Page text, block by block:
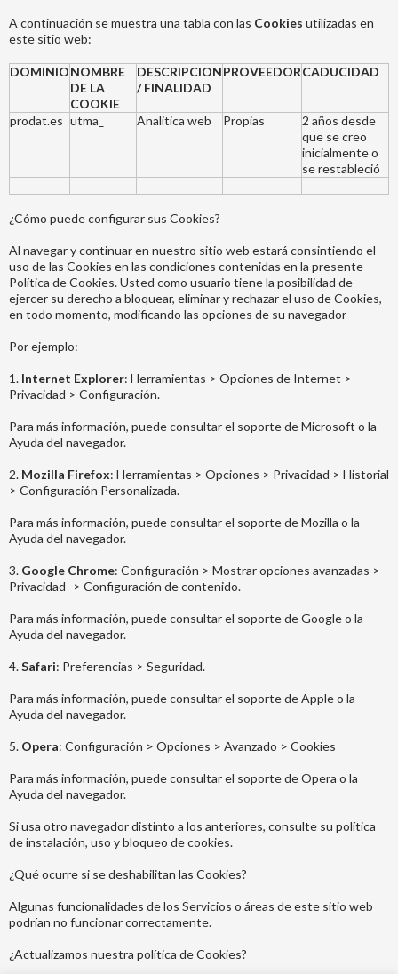
A continuación se muestra una tabla con las Cookies utilizadas en
este sitio web:
DOMINIONOMBRE
DE LA
COOKIE
DESCRIPCION
/ FINALIDAD
PROVEEDORCADUCIDAD
prodat.es utma_ Analitica web Propias
2 años desde
que se creo
inicialmente o
se restableció
¿Cómo puede configurar sus Cookies?
Al navegar y continuar en nuestro sitio web estará consintiendo el
uso de las Cookies en las condiciones contenidas en la presente
Política de Cookies. Usted como usuario tiene la posibilidad de
ejercer su derecho a bloquear, eliminar y rechazar el uso de Cookies,
en todo momento, modificando las opciones de su navegador
Por ejemplo:
1. Internet Explorer: Herramientas > Opciones de Internet >
Privacidad > Configuración.
Para más información, puede consultar el soporte de Microsoft o la
Ayuda del navegador.
2. Mozilla Firefox: Herramientas > Opciones > Privacidad > Historial
> Configuración Personalizada.
Para más información, puede consultar el soporte de Mozilla o la
Ayuda del navegador.
3. Google Chrome: Configuración > Mostrar opciones avanzadas >
Privacidad -> Configuración de contenido.
Para más información, puede consultar el soporte de Google o la
Ayuda del navegador.
4.Safari: Preferencias > Seguridad.
Para más información, puede consultar el soporte de Apple o la
Ayuda del navegador.
5. Opera: Configuración > Opciones > Avanzado > Cookies
Para más información, puede consultar el soporte de Opera o la
Ayuda del navegador.
Si usa otro navegador distinto a los anteriores, consulte su política
de instalación, uso y bloqueo de cookies.
¿Qué ocurre si se deshabilitan las Cookies?
Algunas funcionalidades de los Servicios o áreas de este sitio web
podrían no funcionar correctamente.
¿Actualizamos nuestra política de Cookies?